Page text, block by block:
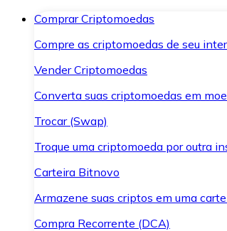
Comprar Criptomoedas
Compre as criptomoedas de seu
Vender Criptomoedas
Converta suas criptomoedas em
Trocar (Swap)
Troque uma criptomoeda por outra
Carteira Bitnovo
Armazene suas criptos em uma
Compra Recorrente (DCA)